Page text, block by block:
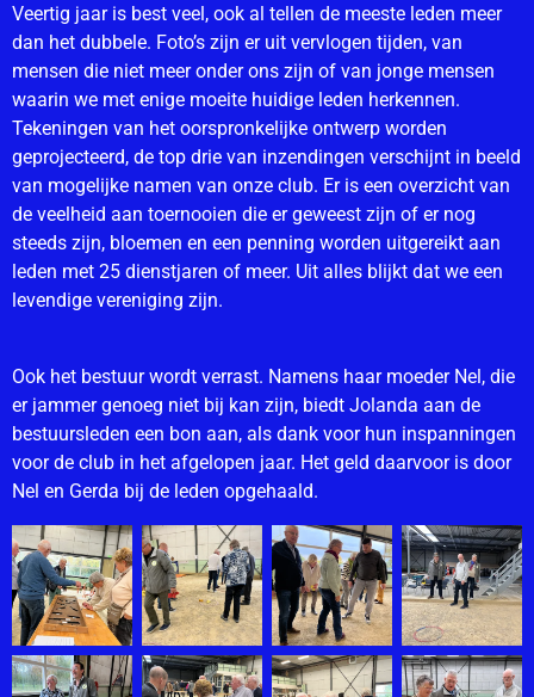
Veertig jaar is best veel, ook al tellen de meeste leden meer
dan het dubbele. Foto’s zijn er uit vervlogen tijden, van
mensen die niet meer onder ons zijn of van jonge mensen
waarin we met enige moeite huidige leden herkennen.
Tekeningen van het oorspronkelijke ontwerp worden
geprojecteerd, de top drie van inzendingen verschijnt in beeld
van mogelijke namen van onze club. Er is een overzicht van
de veelheid aan toernooien die er geweest zijn of er nog
steeds zijn, bloemen en een penning worden uitgereikt aan
leden met 25 dienstjaren of meer. Uit alles blijkt dat we een
levendige vereniging zijn.
Ook het bestuur wordt verrast. Namens haar moeder Nel, die
er jammer genoeg niet bij kan zijn, biedt Jolanda aan de
bestuursleden een bon aan, als dank voor hun inspanningen
voor de club in het afgelopen jaar. Het geld daarvoor is door
Nel en Gerda bij de leden opgehaald.